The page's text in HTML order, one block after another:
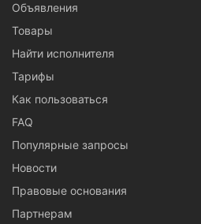
Объявления
Товары
Найти исполнителя
Тарифы
Как пользоваться
FAQ
Популярные запросы
Новости
Правовые основания
Партнерам